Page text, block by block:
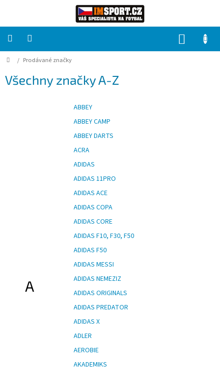
PRO
Okresní
přebor
Domů
/ Prodávané značky
Všechny značky A-Z
A
ABBEY
ABBEY CAMP
ABBEY DARTS
ACRA
ADIDAS
ADIDAS 11PRO
ADIDAS ACE
ADIDAS COPA
ADIDAS CORE
ADIDAS F10, F30, F50
ADIDAS F50
ADIDAS MESSI
ADIDAS NEMEZIZ
ADIDAS ORIGINALS
ADIDAS PREDATOR
ADIDAS X
ADLER
AEROBIE
AKADEMIKS